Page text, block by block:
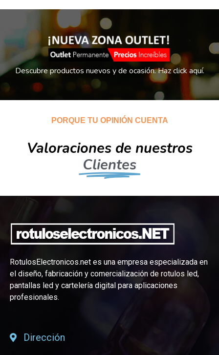
Descubre productos nuevos y de ocasión. Haz click aquí.
PORQUE TU OPINIÓN CUENTA
Valoraciones de nuestros
Clientes
RotulosElectronicos.net es una empresa especializada en
el diseño, fabricación y comercialización de rotulos led,
pantallas led y cartelería digital para aplicaciones
profesionales.
Dirección